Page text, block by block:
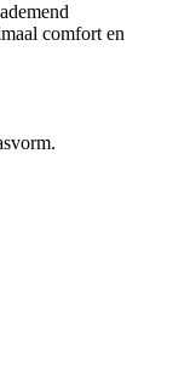
comfort en